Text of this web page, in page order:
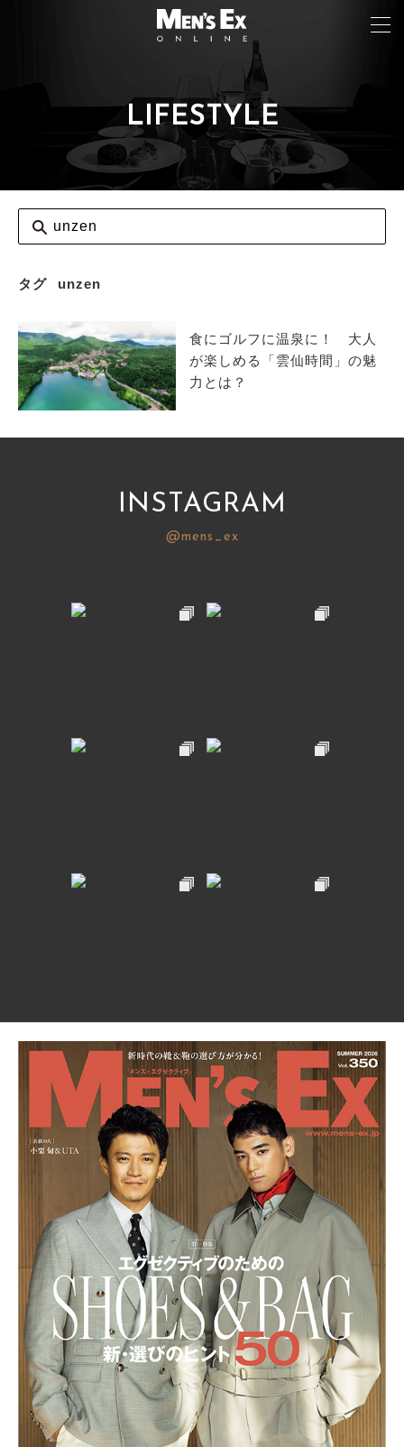
LIFESTYLE
タグ unzen
食にゴルフに温泉に！ 大人
が楽しめる「雲仙時間」の魅
力とは？
INSTAGRAM
@mens_ex
FASHION
CAR&BIKE
LIFESTYLE
COLUMN
MAGAZINE
ABOUT SITE